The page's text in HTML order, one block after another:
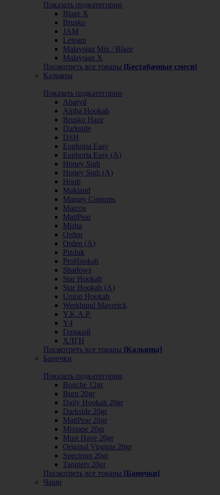
Показать подкатегории
Blaze X
Brusko
JAM
Leteam
Malaysian Mix / Blaze
Malaysian X
Посмотреть все товары [Бестабачные смеси]
Кальяны
Показать подкатегории
Abaryd
Alpha Hookah
Brusko Haze
Darkside
DSH
Euphoria Easy
Euphoria Easy (А)
Honey Sigh
Honey Sigh (А)
Hoob
Maklaud
Mamay Customs
Marcos
MattPear
Misha
Orden
Orden (А)
Pizduk
ProHookah
Shadows
Star Hookah
Star Hookah (А)
Union Hookah
Werkbund Maverick
Y.K.A.P.
Y4
Горький
ХЛГН
Посмотреть все товары [Кальяны]
Баночки
Показать подкатегории
Bonche 12gr
Burn 20gr
Daily Hookah 20gr
Darkside 20gr
MattPear 20gr
Mixtape 20gr
Must Have 20gr
Original Virginia 20gr
Spectrum 20gr
Tangiers 20gr
Посмотреть все товары [Баночки]
Чаши